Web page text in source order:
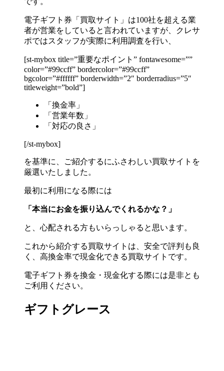
電子ギフト券「買取サイト」は100社を超える業
者が営業をしていると言われていますが、クレサ
ポではスタッフが実際に利用調査を行い、
[st-mybox title=”重要なポイント” fontawesome=””
color=”#99ccff” bordercolor=”#99ccff”
bgcolor=”#ffffff” borderwidth=”2″ borderradius=”5″
titleweight=”bold”]
「換金率」
「営業年数」
「対応の良さ」
[/st-mybox]
を基準に、ご紹介するにふさわしい買取サイトを
厳選いたしました。
最初に利用になる際には
「本当にお金を振り込んでくれるかな？」
と、心配される方もいらっしゃると思います。
これから紹介する買取サイトは、安全で評判も良
く、高換金率で現金化できる買取サイトです。
電子ギフト券を換金・現金化する際には是非とも
ご利用ください。
ギフトグレース